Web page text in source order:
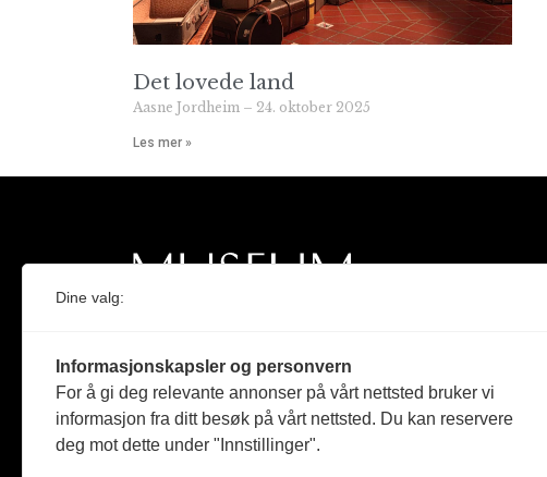
Det lovede land
Aasne Jordheim 24. oktober 2025
Les mer »
Medlem i Norsk tidsskriftforening og
Fagpressen
Støttet av Kulturrådet og Norges
Dine valg:
Informasjonskapsler og personvern
For å gi deg relevante annonser på vårt nettsted bruker vi
informasjon fra ditt besøk på vårt nettsted. Du kan reservere
deg mot dette under "Innstillinger".